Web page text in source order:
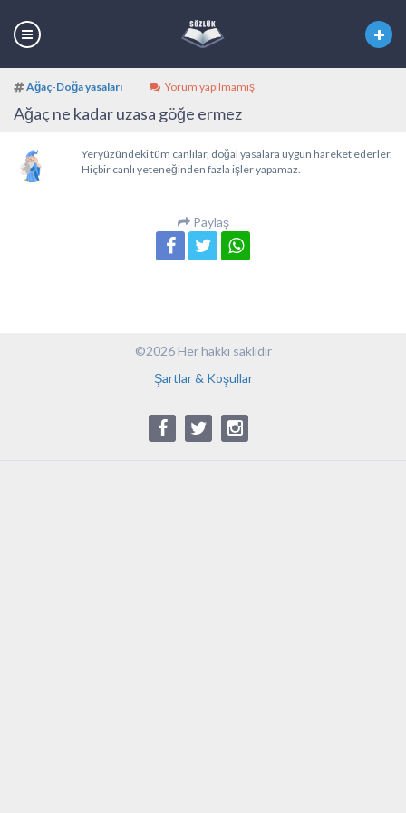
Ağaç-Doğa yasaları Yorum yapılmamış
Ağaç ne kadar uzasa göğe ermez
Yeryüzündeki tüm canlılar, doğal yasalara uygun hareket ederler.
Hiçbir canlı yeteneğinden fazla işler yapamaz.
Paylaş
©2026 Her hakkı saklıdır
Şartlar & Koşullar